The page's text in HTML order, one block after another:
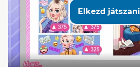
Elkezd játszani